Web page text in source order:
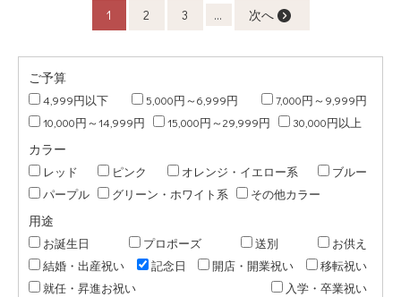
1 2 3 ... 次へ
ご予算
4,999円以下 5,000円～6,999円
7,000円～9,999円
10,000円～14,999円
15,000円～29,999円 30,000円以上
カラー
レッド ピンク オレンジ・イエロー系
ブルー
パープル
グリーン・ホワイト系 その他カラー
用途
お誕生日 プロポーズ 送別
お供え
結婚・出産祝い
記念日 開店・開業祝い
移転祝い
就任・昇進お祝い
入学・卒業祝い